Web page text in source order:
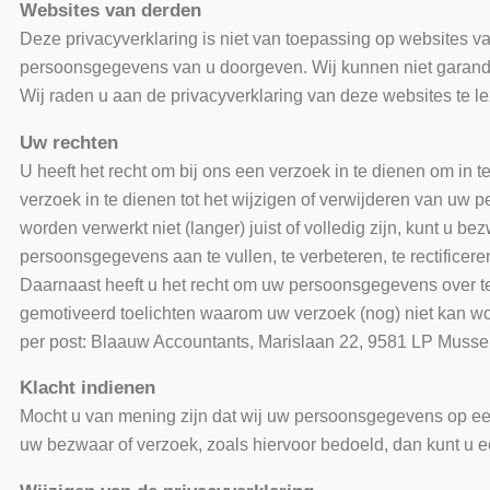
Websites van derden
Deze privacyverklaring is niet van toepassing op websites
persoonsgegevens van u doorgeven. Wij kunnen niet
Wij raden u aan de privacyverklaring van deze websites te
Uw rechten
U heeft het recht om bij ons een verzoek in te dienen om in
verzoek in te dienen tot het wijzigen of verwijderen van uw
worden verwerkt niet (langer) juist of volledig zijn, kunt u
persoonsgegevens aan te vullen, te verbeteren, te
Daarnaast heeft u het recht om uw persoonsgegevens
gemotiveerd toelichten waarom uw verzoek (nog) niet kan
per post: Blaauw Accountants, Marislaan 22, 9581 LP
Klacht indienen
Mocht u van mening zijn dat wij uw persoonsgegevens op
uw bezwaar of verzoek, zoals hiervoor bedoeld, dan kunt u